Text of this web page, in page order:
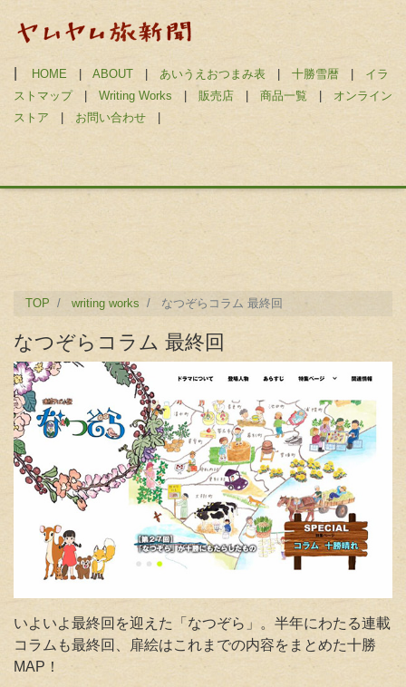
HOME | ABOUT | あいうえおつまみ表 | 十勝雪暦 | イラ
ストマップ| Writing Works | 販売店 | 商品一覧 | オンライン
ストア | お問い合わせ |
TOP writing works なつぞらコラム 最終回
なつぞらコラム 最終回
いよいよ最終回を迎えた「なつぞら」。半年にわたる連載
コラムも最終回、扉絵はこれまでの内容をまとめた十勝
MAP ！